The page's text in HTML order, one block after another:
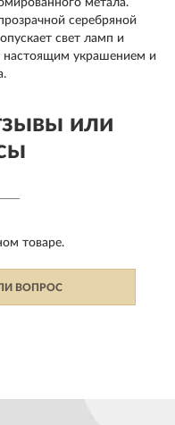
метала.
серебряной
свет ламп и
настоящим украшением и
или
товаре.
ВОПРОС